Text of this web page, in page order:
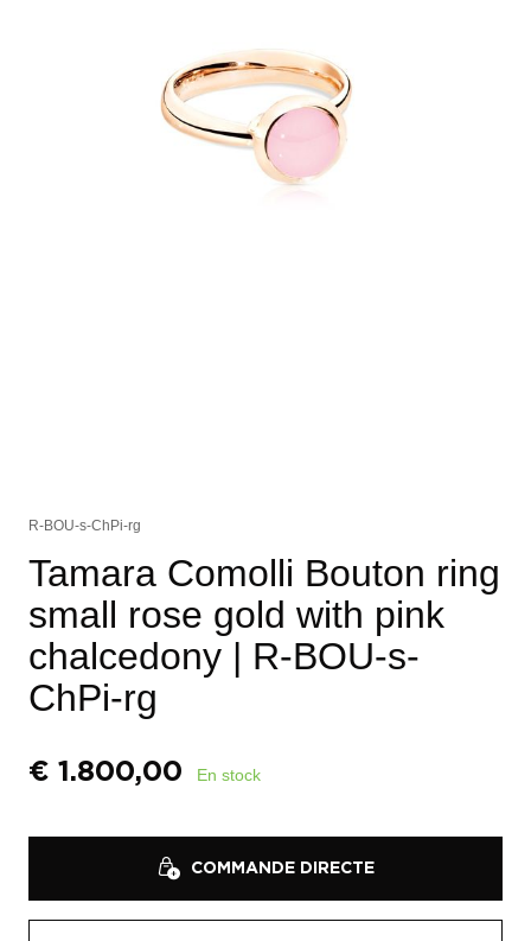
R-BOU-s-ChPi-rg
Tamara Comolli Bouton ring
small rose gold with pink
chalcedony | R-BOU-s-
ChPi-rg
€ 1.800,00 En stock
COMMANDE DIRECTE